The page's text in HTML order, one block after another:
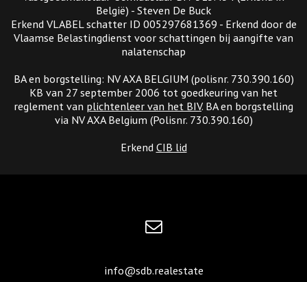
België) - Steven De Buck
Erkend VLABEL schatter ID 005297681369 - Erkend door de
Vlaamse Belastingdienst voor schattingen bij aangifte van
nalatenschap
BA en borgstelling: NV AXA BELGIUM (polisnr. 730.390.160)
KB van 27 september 2006 tot goedkeuring van het
reglement van plichtenleer van het BIV. BA en borgstelling
via NV AXA Belgium (Polisnr. 730.390.160)
Erkend CIB lid
info@sdb.realestate